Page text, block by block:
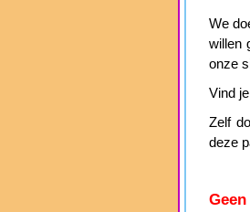
We
willen
onze
Vind
Zelf
deze